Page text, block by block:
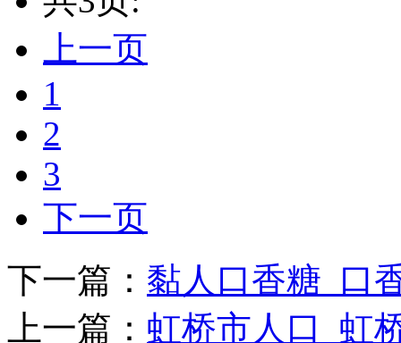
上一页
1
2
3
下一页
下一篇： 黏人口香糖_口
上一篇： 虹桥市人口_虹